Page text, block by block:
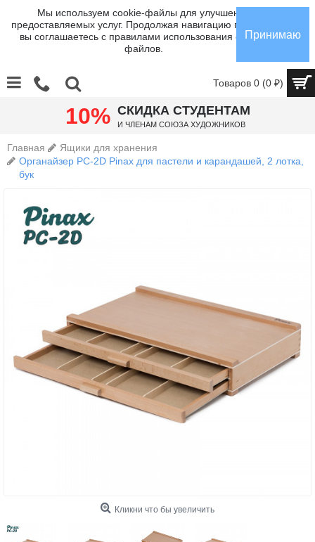
Мы используем cookie-файлы для улучшения
предоставляемых услуг. Продолжая навигацию по сайту,
вы соглашаетесь с правилами использования cookie-
файлов.
Принимаю
Товаров 0 (0 ₽)
10% СКИДКА СТУДЕНТАМ
И членам Союза Художников
Главная
Ящики для хранения
Органайзер PC-2D Pinax для пастели и карандашей, 2 лотка,
бук
Кликни что бы увеличить